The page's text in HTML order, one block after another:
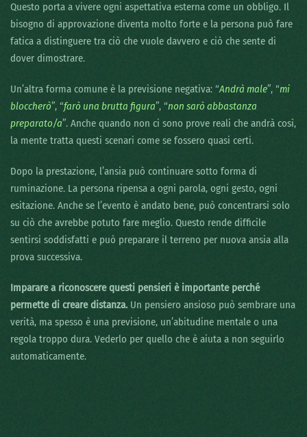
Questo porta a vivere ogni aspettativa esterna come un obbligo. Il
bisogno di approvazione diventa molto forte e la persona può fare
fatica a distinguere tra ciò che vuole davvero e ciò che sente di
dover dimostrare.
Un’altra forma comune è la previsione negativa: “Andrà male”, “mi
bloccherò”, “farò una brutta figura”, “non sarò abbastanza
preparato/a”. Anche quando non ci sono prove reali che andrà così,
la mente tratta questi scenari come se fossero quasi certi.
Dopo la prestazione, l’ansia può continuare sotto forma di
ruminazione. La persona ripensa a ogni parola, ogni gesto, ogni
esitazione. Anche se l’evento è andato bene, può concentrarsi solo
su ciò che avrebbe potuto fare meglio. Questo rende difficile
sentirsi soddisfatti e può preparare il terreno per nuova ansia alla
prova successiva.
Imparare a riconoscere questi pensieri è importante perché
permette di creare distanza. Un pensiero ansioso può sembrare una
verità, ma spesso è una previsione, un’abitudine mentale o una
regola troppo dura. Vederlo per quello che è aiuta a non seguirlo
automaticamente.